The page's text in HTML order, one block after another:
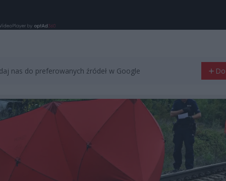
nas do preferowanych źródeł w Google